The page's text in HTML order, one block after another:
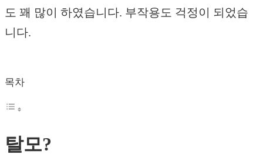
도 꽤 많이 하였습니다. 부작용도 걱정이 되었습
니다.
목차
탈모?